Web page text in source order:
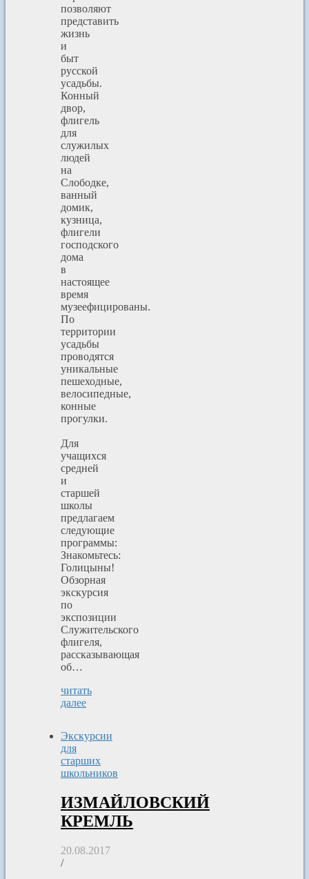
позволяют
представить
жизнь
и
быт
русской
усадьбы.
Конный
двор,
флигель
для
служилых
людей
на
Слободке,
ванный
домик,
кузница,
флигели
господского
дома
в
настоящее
время
музеефицированы.
По
территории
усадьбы
проводятся
уникальные
пешеходные,
велосипедные,
конные
прогулки.
Для
учащихся
средней
и
старшей
школы
предлагаем
следующие
программы:
Знакомьтесь:
Голицыны!
Обзорная
экскурсия
по
экспозиции
Служительского
флигеля,
рассказывающая
об…
читать
далее
Экскурсии
для
старших
школьников
ИЗМАЙЛОВСКИЙ
КРЕМЛЬ
20.08.2017
/